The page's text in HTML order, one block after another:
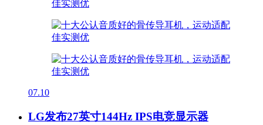
07.10
LG发布27英寸144Hz IPS电竞显示器